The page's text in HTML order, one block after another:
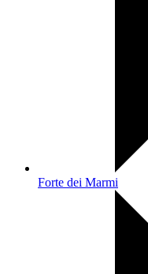
Forte dei Marmi